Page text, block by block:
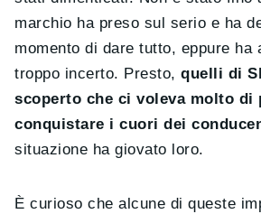
marchio ha preso sul serio e ha
momento di dare tutto, eppure ha
troppo incerto. Presto,quelli di
scoperto che ci voleva molto di
conquistare i cuori dei
situazione ha giovato loro.
È curioso che alcune di queste